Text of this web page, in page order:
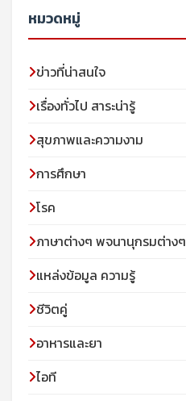
หมวดหมู่
ข่าวที่น่าสนใจ
เรื่องทั่วไป สาระน่ารู้
สุขภาพและความงาม
การศึกษา
โรค
ภาษาต่างๆ พจนานุกรมต่างๆ
แหล่งข้อมูล ความรู้
ชีวิตคู่
อาหารและยา
ไอที